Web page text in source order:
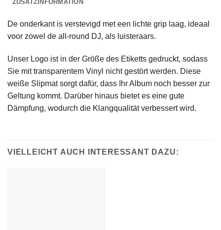
ZUSATZINFORMATION
De onderkant is verstevigd met een lichte grip laag, ideaal
voor zowel de all-round DJ, als luisteraars.
Unser Logo ist in der Größe des Etiketts gedruckt, sodass
Sie mit transparentem Vinyl nicht gestört werden. Diese
weiße Slipmat sorgt dafür, dass Ihr Album noch besser zur
Geltung kommt. Darüber hinaus bietet es eine gute
Dämpfung, wodurch die Klangqualität verbessert wird.
VIELLEICHT AUCH INTERESSANT DAZU: